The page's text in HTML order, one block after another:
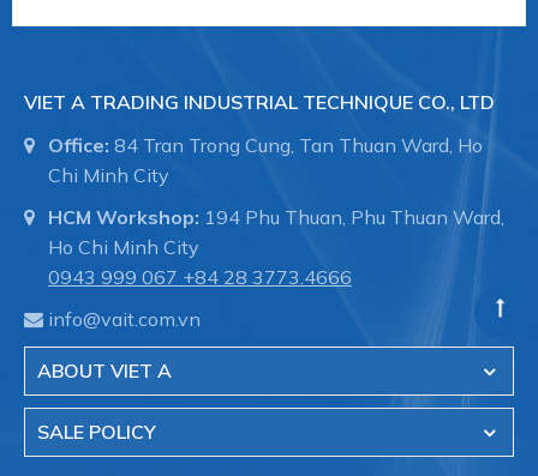
#vieta #giachutchankhong
--------
hàng đầu thế giới với 109 năm kinh nghiệm.
Schmalz cung cấp giải pháp hiệu quả trong lĩnh tự
động hóa, nâng chân không và công nghệ kẹp
phôi gỗ trong máy CNC.
Việt Á là đại diện ủy quyền của hãng Schmalz -
VIET A TRADING INDUSTRIAL TECHNIQUE CO., LTD
Office: 84 Tran Trong Cung, Tan Thuan Ward, Ho
Chi Minh City
HCM Workshop: 194 Phu Thuan, Phu Thuan Ward,
Ho Chi Minh City
0943 999 067 +84 28 3773.4666
info@vait.com.vn
ABOUT VIET A
SALE POLICY